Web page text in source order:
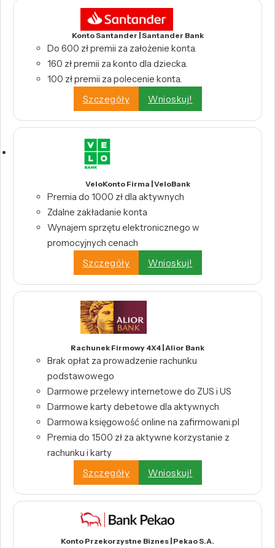
Konto Santander | Santander Bank
Do 600 zł premii za założenie konta.
160 zł premii za konto dla dziecka.
100 zł premii za polecenie konta.
Szczegóły
Wnioskuj!
VeloKonto Firma | VeloBank
Premia do 1000 zł dla aktywnych
Zdalne zakładanie konta
Wynajem sprzętu elektronicznego w
promocyjnych cenach
Szczegóły
Wnioskuj!
Rachunek Firmowy 4X4 | Alior Bank
Brak opłat za prowadzenie rachunku
podstawowego
Darmowe przelewy internetowe do ZUS i US
Darmowe karty debetowe dla aktywnych
Darmowa księgowość online na zafirmowani.pl
Premia do 1500 zł za aktywne korzystanie z
rachunku i karty
Szczegóły
Wnioskuj!
Konto Przekorzystne Biznes | Pekao S.A.